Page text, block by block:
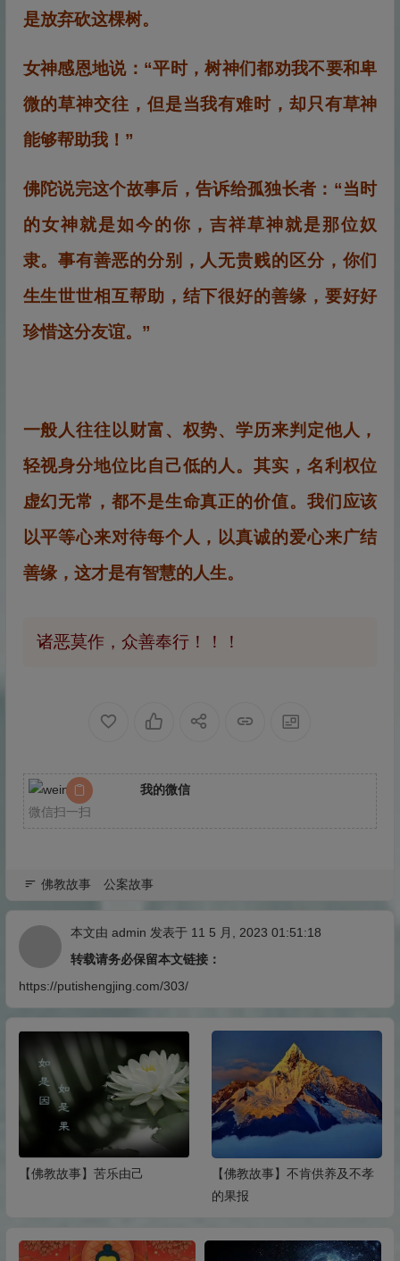
是放弃砍这棵树。
女神感恩地说：“平时，树神们都劝我不要和卑
微的草神交往，但是当我有难时，却只有草神
能够帮助我！”
佛陀说完这个故事后，告诉给孤独长者：“当时
的女神就是如今的你，吉祥草神就是那位奴
隶。事有善恶的分别，人无贵贱的区分，你们
生生世世相互帮助，结下很好的善缘，要好好
珍惜这分友谊。”
一般人往往以财富、权势、学历来判定他人，
轻视身分地位比自己低的人。其实，名利权位
虚幻无常，都不是生命真正的价值。我们应该
以平等心来对待每个人，以真诚的爱心来广结
善缘，这才是有智慧的人生。
诸恶莫作，众善奉行！！！
我的微信
微信扫一扫
佛教故事 公案故事
本文由 admin 发表于 11 5 月, 2023 01:51:18
转载请务必保留本文链接：
https://putishengjing.com/303/
【佛教故事】苦乐由己
【佛教故事】不肯供养及不孝
的果报